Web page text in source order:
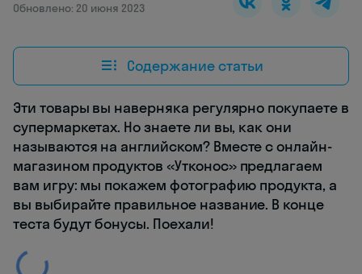
Обновлено: 20 июня 2023
Содержание статьи
Эти товары вы наверняка регулярно покупаете в
супермаркетах. Но знаете ли вы, как они
называются на английском? Вместе с онлайн-
магазином продуктов «Утконос» предлагаем
вам игру: мы покажем фотографию продукта, а
вы выбирайте правильное название. В конце
теста будут бонусы. Поехали!